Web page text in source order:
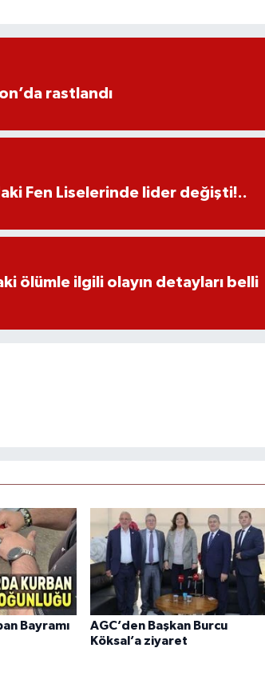
rastlandı
Fen Liselerinde lider değişti!..
ölümle ilgili olayın detayları belli
Bayramı
AGC’den Başkan Burcu
Köksal’a ziyaret